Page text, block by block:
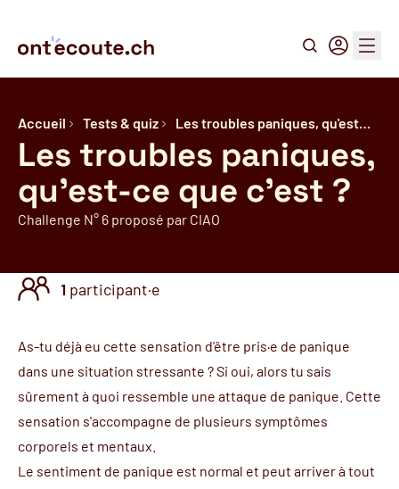
Recherche
Connexion
Menu
Accueil Tests & quiz Les troubles paniques, qu'est…
Les troubles paniques,
qu'est-ce que c'est ?
Challenge N° 6 proposé par CIAO
1 participant·e
As-tu déjà eu cette sensation d'être pris·e de panique
dans une situation stressante ? Si oui, alors tu sais
sûrement à quoi ressemble une attaque de panique. Cette
sensation s'accompagne de plusieurs symptômes
corporels et mentaux.
Le sentiment de panique est normal et peut arriver à tout